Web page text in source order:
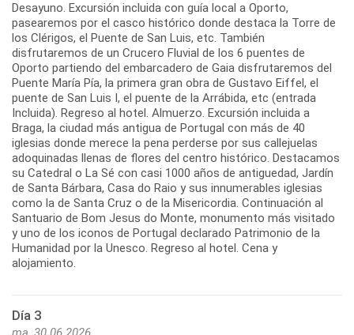
Desayuno. Excursión incluida con guía local a Oporto,
pasearemos por el casco histórico donde destaca la Torre de
los Clérigos, el Puente de San Luis, etc. También
disfrutaremos de un Crucero Fluvial de los 6 puentes de
Oporto partiendo del embarcadero de Gaia disfrutaremos del
Puente María Pía, la primera gran obra de Gustavo Eiffel, el
puente de San Luis I, el puente de la Arrábida, etc (entrada
Incluida). Regreso al hotel. Almuerzo. Excursión incluida a
Braga, la ciudad más antigua de Portugal con más de 40
iglesias donde merece la pena perderse por sus callejuelas
adoquinadas llenas de flores del centro histórico. Destacamos
su Catedral o La Sé con casi 1000 años de antiguedad, Jardín
de Santa Bárbara, Casa do Raio y sus innumerables iglesias
como la de Santa Cruz o de la Misericordia. Continuación al
Santuario de Bom Jesus do Monte, monumento más visitado
y uno de los iconos de Portugal declarado Patrimonio de la
Humanidad por la Unesco. Regreso al hotel. Cena y
alojamiento.
Día 3